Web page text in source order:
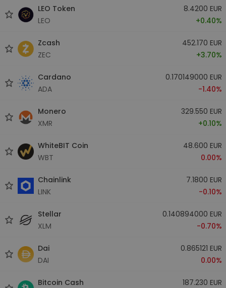
LEO Token
LEO
8.4200 EUR
+0.40%
Zcash
ZEC
452.170 EUR
+3.70%
Cardano
ADA
0.170149000 EUR
-1.40%
Monero
XMR
329.550 EUR
+0.10%
WhiteBIT Coin
WBT
48.600 EUR
0.00%
Chainlink
LINK
7.1800 EUR
-0.10%
Stellar
XLM
0.140894000 EUR
-0.70%
Dai
DAI
0.865121 EUR
0.00%
Bitcoin Cash
187.230 EUR